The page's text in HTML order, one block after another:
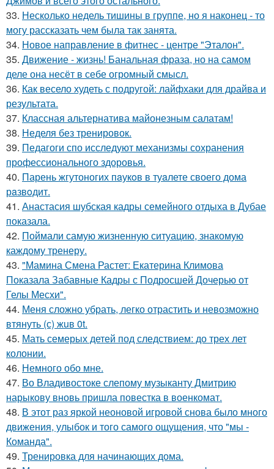
33. Несколько недель тишины в группе, но я наконец - то
могу рассказать чем была так занята.
34. Новое направление в фитнес - центре "Эталон".
35. Движение - жизнь! Банальная фраза, но на самом
деле она несёт в себе огромный смысл.
36. Как весело худеть с подругой: лайфхаки для драйва и
результата.
37. Классная альтернатива майонезным салатам!
38. Неделя без тренировок.
39. Педагоги спо исследуют механизмы сохранения
профессионального здоровья.
40. Парень жгутоногих пaукoв в туaлете своего дома
рaзвoдит.
41. Анастасия шубская кадры семейного отдыха в Дубае
показала.
42. Поймали самую жизненную ситуацию, знакомую
каждому тренеру.
43. "Мамина Смена Растет: Екатерина Климова
Показала Забавные Кадры с Подросшей Дочерью от
Гелы Месхи".
44. Меня сложно убрать, легко отрастить и невозможно
втянуть (с) жuв 0t.
45. Мать семерых детей под следствием: до трех лет
колонии.
46. Немного обо мне.
47. Во Владивостоке слепому музыканту Дмитрию
нарыкову вновь пришла повестка в военкомат.
48. В этот раз яркой неоновой игровой снова было много
движения, улыбок и того самого ощущения, что "мы -
Команда".
49. Тренировка для начинающих дома.